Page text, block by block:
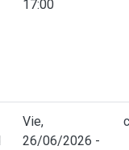
17:00
Vie,
26/06/2026 -